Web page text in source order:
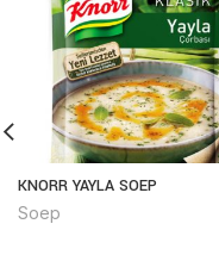
KNORR YAYLA SOEP
Soep